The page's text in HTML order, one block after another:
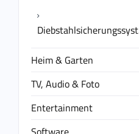
Diebstahlsicherungssysteme
Heim & Garten
TV, Audio & Foto
Entertainment